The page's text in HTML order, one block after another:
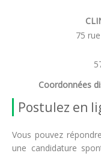
75
Coordonnées
Postulez en
Vous pouvez
une candidature